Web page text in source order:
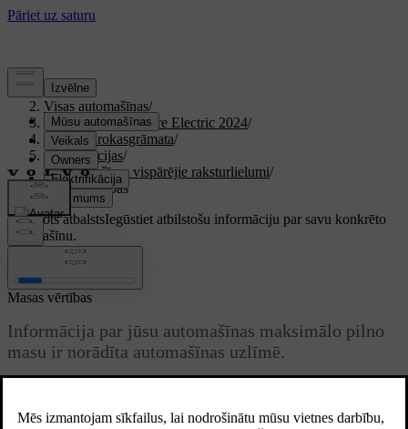
Atbalsts
Visas automašīnas/
XC40 Recharge Pure Electric 2024/
Lietotāja rokasgrāmata/
Specifikācijas/
Automašīnas vispārējie raksturlielumi/
Masas vērtības
Pielāgots atbalstsIegūstiet atbilstošu informāciju par savu konkrēto
automašīnu.
Pierakstīties
Masas vērtības
Informācija par jūsu automašīnas maksimālo pilno
masu ir norādīta automašīnas uzlīmē.
Masas jēdzieni